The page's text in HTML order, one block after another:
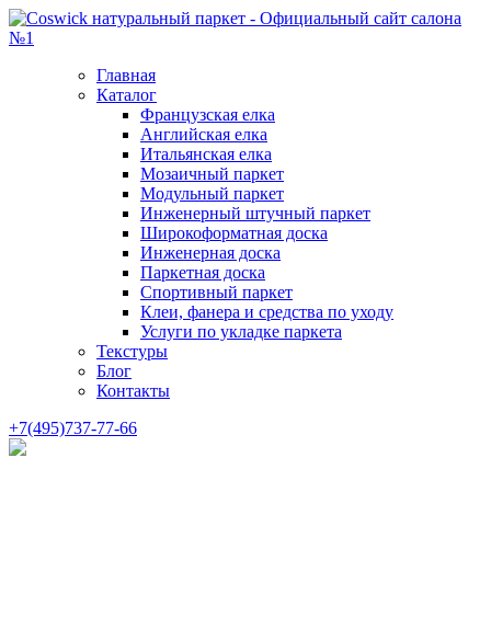
Главная
Каталог
Французская елка
Английская елка
Итальянская елка
Мозаичный паркет
Модульный паркет
Инженерный штучный паркет
Широкоформатная доска
Инженерная доска
Паркетная доска
Спортивный паркет
Клеи, фанера и средства по уходу
Услуги по укладке паркета
Текстуры
Блог
Контакты
+7(495)737-77-66